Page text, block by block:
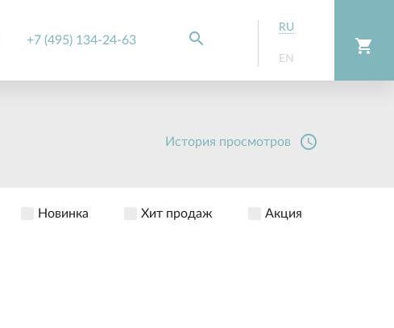
+7 (495) 134-24-63 search
RU
EN
shopping_cart
История просмотров access_time
Новинка Хит продаж Акция